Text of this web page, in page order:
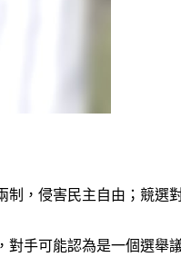
，侵害民主自由；競選
手可能認為是一個選舉